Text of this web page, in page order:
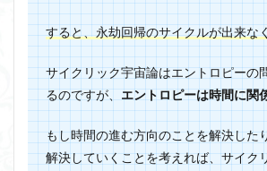
すると、永劫回帰のサイクルが出来な
サイクリック宇宙論はエントロピーの
るのですが、エントロピーは時間に関
もし時間の進む方向のことを解決した
解決していくことを考えれば、サイク